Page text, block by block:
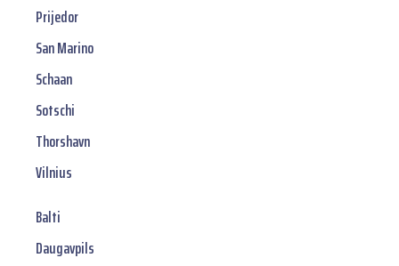
Prijedor
San Marino
Schaan
Sotschi
Thorshavn
Vilnius
Balti
Daugavpils